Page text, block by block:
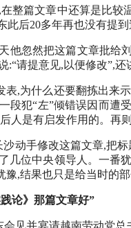
整篇文章中还算是比较
此后20多年再也没有提
他忽然把这篇文章批给
:“请提意见,以便修改”,
表,为什么还要翻拣出来
段犯“左”倾错误因而遭
人是有启发作用的。再
沙动手修改这篇文章,把
几位中央领导人。一番
豫,结果也只是给当时的
论》那篇文章好”
会见并宴请越南劳动党